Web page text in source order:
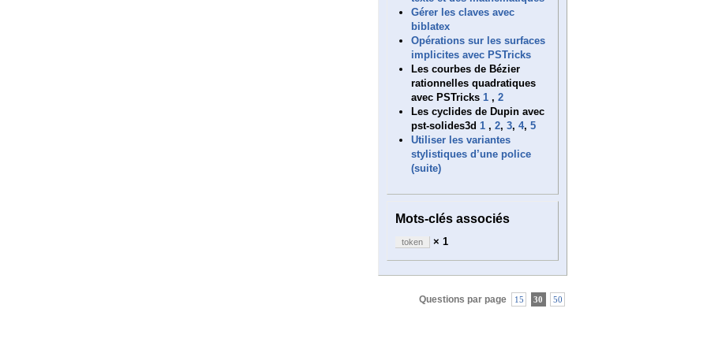
Gérer les claves avec
biblatex
Opérations sur les surfaces
implicites avec PSTricks
Les courbes de Bézier
rationnelles quadratiques
avec PSTricks 1 , 2
Les cyclides de Dupin avec
pst-solides3d 1 , 2, 3, 4, 5
Utiliser les variantes
stylistiques d’une police
(suite)
Mots-clés associés
token × 1
Questions par page 15 30 50